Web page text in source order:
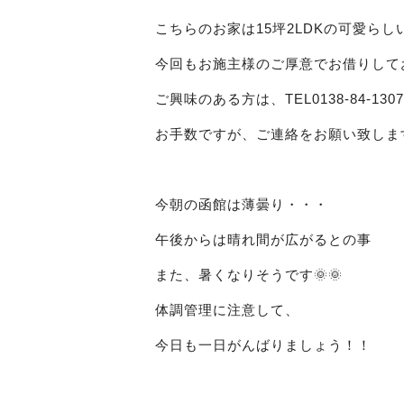
こちらのお家は15坪2LDKの可愛らし
今回もお施主様のご厚意でお借りして
ご興味のある方は、TEL0138-84-1307
お手数ですが、ご連絡をお願い致しま
今朝の函館は薄曇り・・・
午後からは晴れ間が広がるとの事
また、暑くなりそうです🌞🌞
体調管理に注意して、
今日も一日がんばりましょう！！